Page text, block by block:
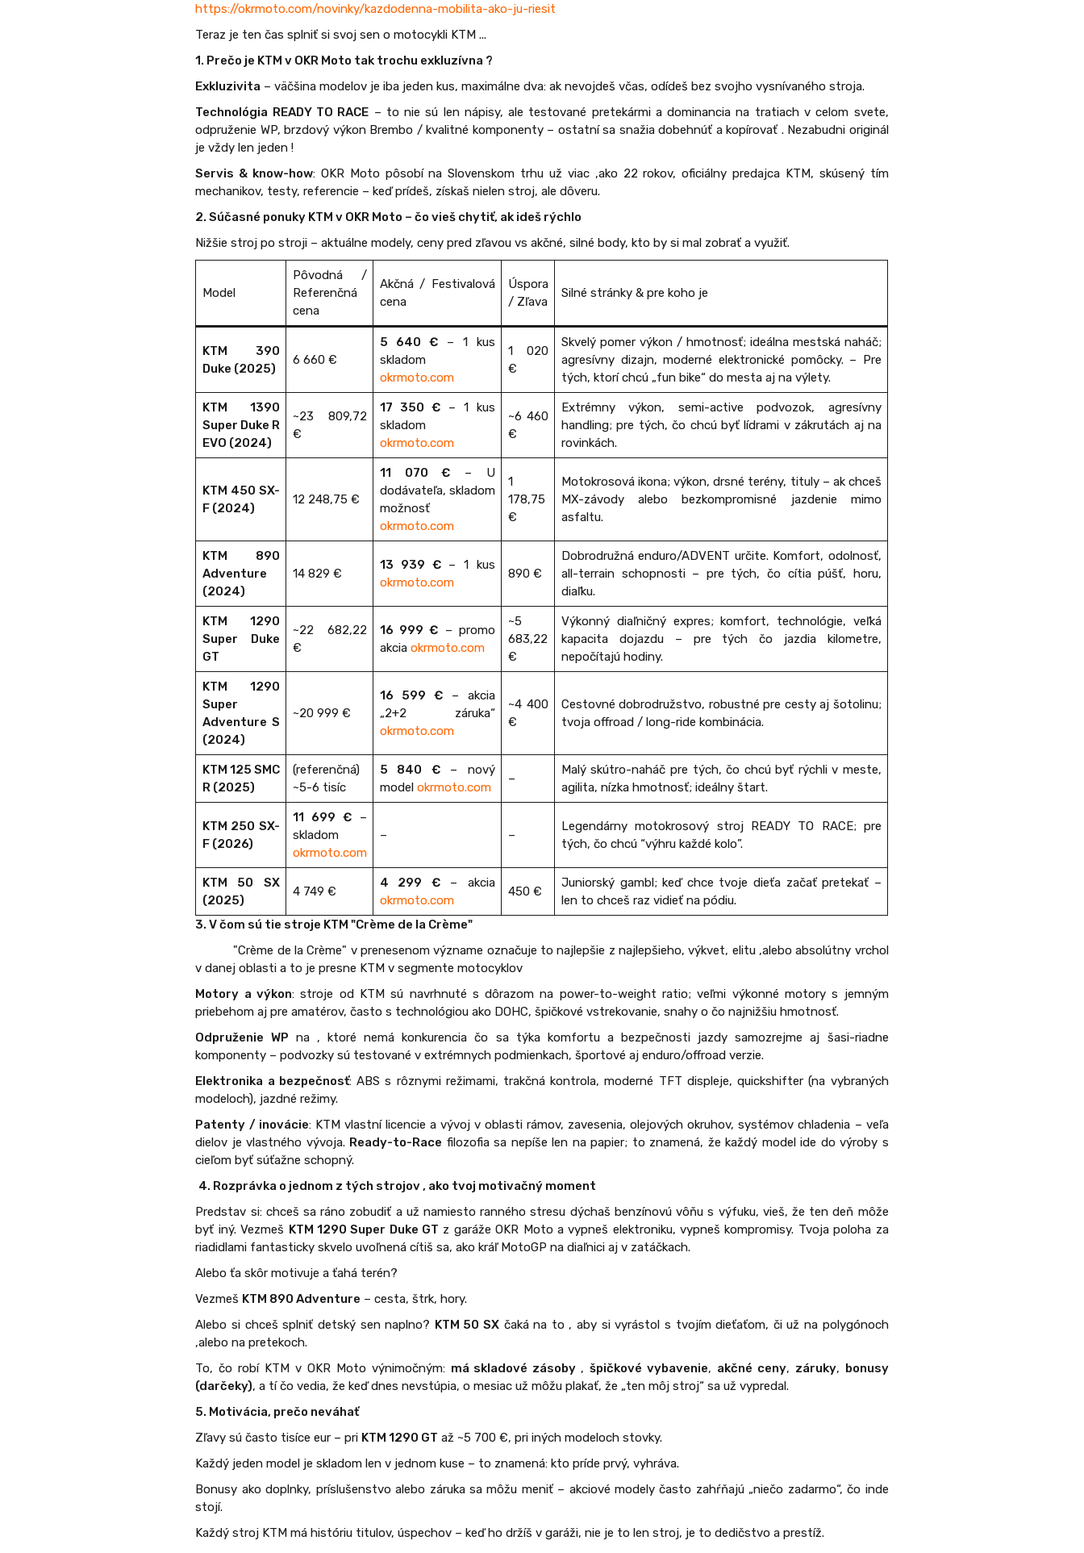
https://okrmoto.com/novinky/kazdodenna-mobilita-ako-ju-riesit
Teraz je ten čas splniť si svoj sen o motocykli KTM ...
1. Prečo je KTM v OKR Moto tak trochu exkluzívna ?
Exkluzivita – väčšina modelov je iba jeden kus, maximálne dva: ak nevojdeš včas, odídeš bez svojho vysnívaného stroja.
Technológia READY TO RACE – to nie sú len nápisy, ale testované pretekármi a dominancia na tratiach v celom svete,
odpruženie WP, brzdový výkon Brembo / kvalitné komponenty – ostatní sa snažia dobehnúť a kopírovať . Nezabudni originál
je vždy len jeden !
Servis & know-how: OKR Moto pôsobí na Slovenskom trhu už viac ,ako 22 rokov, oficiálny predajca KTM, skúsený tím
mechanikov, testy, referencie – keď prídeš, získaš nielen stroj, ale dôveru.
2. Súčasné ponuky KTM v OKR Moto – čo vieš chytiť, ak ideš rýchlo
Nižšie stroj po stroji – aktuálne modely, ceny pred zľavou vs akčné, silné body, kto by si mal zobrať a využiť.
Model
Pôvodná /
Referenčná
cena
Akčná / Festivalová
cena
Úspora
/ Zľava
Silné stránky & pre koho je
KTM 390
Duke (2025)
6 660 €
5 640 €– 1 kus
skladom
okrmoto.com
1 020
€
Skvelý pomer výkon / hmotnosť; ideálna mestská naháč;
agresívny dizajn, moderné elektronické pomôcky. – Pre
tých, ktorí chcú „fun bike“ do mesta aj na výlety.
KTM 1390
Super Duke R
EVO (2024)
~23 809,72
€
17 350 €– 1 kus
skladom
okrmoto.com
~6 460
€
Extrémny výkon, semi-active podvozok, agresívny
handling; pre tých, čo chcú byť lídrami v zákrutách aj na
rovinkách.
KTM 450 SX-
F (2024)
12 248,75 €
11 070 € – U
dodávateľa, skladom
možnosť
okrmoto.com
1
178,75
€
Motokrosová ikona; výkon, drsné terény, tituly – ak chceš
MX-závody alebo bezkompromisné jazdenie mimo
asfaltu.
KTM 890
Adventure
(2024)
14 829 €
13 939 €– 1 kus
okrmoto.com
890 €
Dobrodružná enduro/ADVENT určite. Komfort, odolnosť,
all-terrain schopnosti – pre tých, čo cítia púšť, horu,
diaľku.
KTM 1290
Super Duke
GT
~22 682,22
€
16 999 € – promo
akcia okrmoto.com
~5
683,22
€
Výkonný diaľničný expres; komfort, technológie, veľká
kapacita dojazdu – pre tých čo jazdia kilometre,
nepočítajú hodiny.
KTM 1290
Super
Adventure S
(2024)
~20 999 €
16 599 €– akcia
„2+2 záruka“
okrmoto.com
~4 400
€
Cestovné dobrodružstvo, robustné pre cesty aj šotolinu;
tvoja offroad / long-ride kombinácia.
KTM 125 SMC
R (2025)
(referenčná)
~5-6 tisíc
5 840 €– nový
model okrmoto.com
–
Malý skútro-naháč pre tých, čo chcú byť rýchli v meste,
agilita, nízka hmotnosť; ideálny štart.
KTM 250 SX-
F (2026)
11 699 €–
skladom
okrmoto.com
– –
Legendárny motokrosový stroj READY TO RACE; pre
tých, čo chcú “výhru každé kolo”.
KTM 50 SX
(2025)
4 749 €
4 299 €– akcia
okrmoto.com
450 €
Juniorský gambl; keď chce tvoje dieťa začať pretekať –
len to chceš raz vidieť na pódiu.
3. V čom sú tie stroje KTM "Crème de la Crème"
"Crème de la Crème" v prenesenom význame označuje to najlepšie z najlepšieho, výkvet, elitu ,alebo absolútny vrchol
v danej oblasti a to je presne KTM v segmente motocyklov
Motory a výkon: stroje od KTM sú navrhnuté s dôrazom na power-to-weight ratio; veľmi výkonné motory s jemným
priebehom aj pre amatérov, často s technológiou ako DOHC, špičkové vstrekovanie, snahy o čo najnižšiu hmotnosť.
Odpruženie WP na , ktoré nemá konkurencia čo sa týka komfortu a bezpečnosti jazdy samozrejme aj šasi-riadne
komponenty – podvozky sú testované v extrémnych podmienkach, športové aj enduro/offroad verzie.
Elektronika a bezpečnosť: ABS s rôznymi režimami, trakčná kontrola, moderné TFT displeje, quickshifter (na vybraných
modeloch), jazdné režimy.
Patenty / inovácie: KTM vlastní licencie a vývoj v oblasti rámov, zavesenia, olejových okruhov, systémov chladenia – veľa
dielov je vlastného vývoja. Ready-to-Race filozofia sa nepíše len na papier; to znamená, že každý model ide do výroby s
cieľom byť súťažne schopný.
4. Rozprávka o jednom z tých strojov , ako tvoj motivačný moment
Predstav si: chceš sa ráno zobudiť a už namiesto ranného stresu dýchaš benzínovú vôňu s výfuku, vieš, že ten deň môže
byť iný. Vezmeš KTM 1290 Super Duke GT z garáže OKR Moto a vypneš elektroniku, vypneš kompromisy. Tvoja poloha za
riadidlami fantasticky skvelo uvoľnená cítiš sa, ako kráľ MotoGP na diaľnici aj v zatáčkach.
Alebo ťa skôr motivuje a ťahá terén?
Vezmeš KTM 890 Adventure – cesta, štrk, hory.
Alebo si chceš splniť detský sen naplno? KTM 50 SXčaká na to , aby si vyrástol s tvojím dieťaťom, či už na polygónoch
,alebo na pretekoch.
To, čo robí KTM v OKR Moto výnimočným: má skladové zásoby ,špičkové vybavenie, akčné ceny, záruky, bonusy
(darčeky), a tí čo vedia, že keď dnes nevstúpia, o mesiac už môžu plakať, že „ten môj stroj“ sa už vypredal.
5. Motivácia, prečo neváhať
Zľavy sú často tisíce eur – pri KTM 1290 GT až ~5 700 €, pri iných modeloch stovky.
Každý jeden model je skladom len v jednom kuse – to znamená: kto príde prvý, vyhráva.
Bonusy ako doplnky, príslušenstvo alebo záruka sa môžu meniť – akciové modely často zahŕňajú „niečo zadarmo“, čo inde
stojí.
Každý stroj KTM má históriu titulov, úspechov – keď ho držíš v garáži, nie je to len stroj, je to dedičstvo a prestíž.